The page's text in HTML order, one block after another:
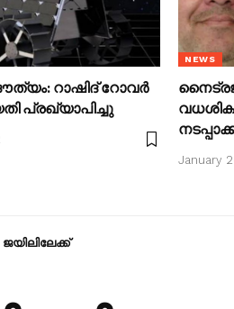
റാഷിദ് റോവർ
പ്രഖ്യാപിച്ചു
NEWS
January